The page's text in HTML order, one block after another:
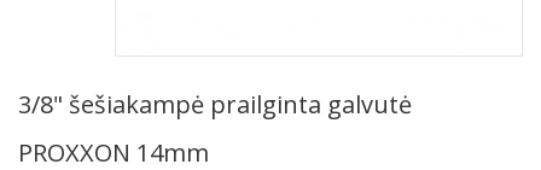
3/8" šešiakampė prailginta galvutė
PROXXON 14mm